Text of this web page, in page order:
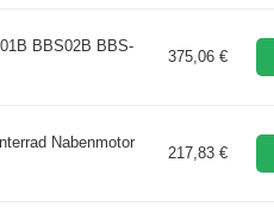
BBS02B BBS-
375,06 €
Nabenmotor
217,83 €